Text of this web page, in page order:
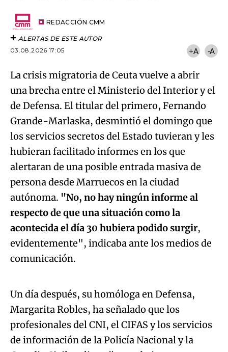
REDACCIÓN CMM
ALERTAS DE ESTE AUTOR
03.08.2026 17:05
+A -A
La crisis migratoria de Ceuta vuelve a abrir
una brecha entre el Ministerio del Interior y el
de Defensa. El titular del primero, Fernando
Grande-Marlaska, desmintió el domingo que
los servicios secretos del Estado tuvieran y les
hubieran facilitado informes en los que
alertaran de una posible entrada masiva de
persona desde Marruecos en la ciudad
autónoma. "No, no hay ningún informe al
respecto de que una situación como la
acontecida el día 30 hubiera podido surgir,
evidentemente", indicaba ante los medios de
comunicación.
Try again
Un día después, su homóloga en Defensa,
Margarita Robles, ha señalado que los
profesionales del CNI, el CIFAS y los servicios
de información de la Policía Nacional y la